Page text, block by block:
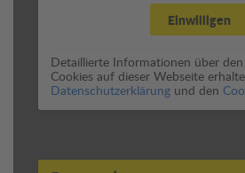
Einwilligen
Detaillierte Informationen über den
Cookies auf dieser Webseite
Datenschutzerklärung und den